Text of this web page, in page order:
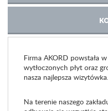
Firma AKORD powstała
wytłoczonych płyt oraz
nasza najlepsza wizytówka.
Na terenie naszego